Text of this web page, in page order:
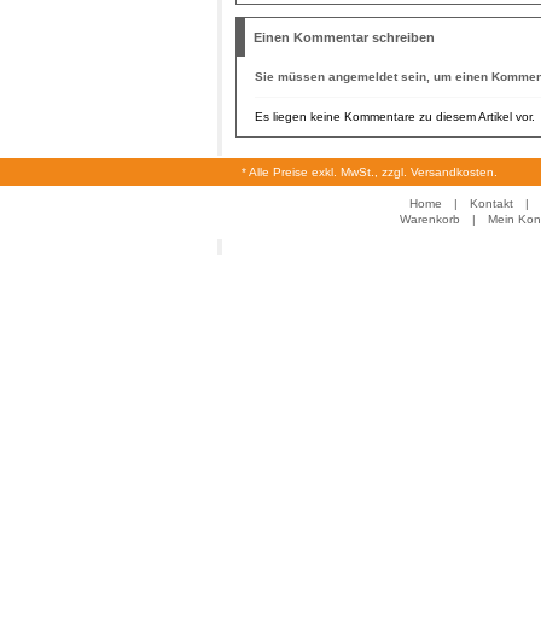
Einen Kommentar schreiben
Sie müssen angemeldet sein, um einen
Es liegen keine Kommentare zu diesem Artikel vor.
* Alle Preise exkl. MwSt., zzgl. Versandkosten.
Home | Kontakt
|
Warenkorb
| Mein